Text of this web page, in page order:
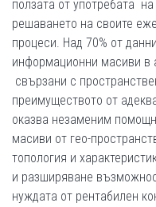
ползата от употребата
решаването на своите
процеси. Над 70% от
информационни масиви в
свързани с
преимуществото от
оказва незаменим
масиви от гео-
топология и
и разширяване
нуждата от рентабилен